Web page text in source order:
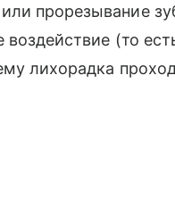
прорезывание
(то
лихорадка